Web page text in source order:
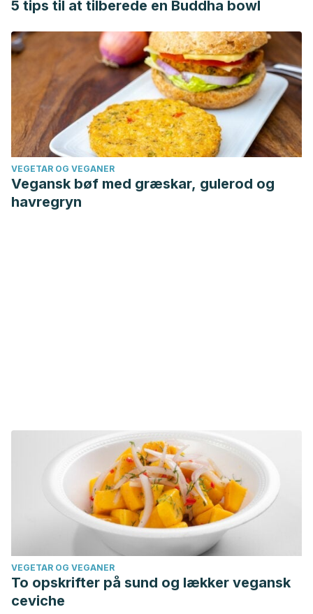
5 tips til at tilberede en Buddha bowl
VEGETAR OG VEGANER
Vegansk bøf med græskar, gulerod og
havregryn
VEGETAR OG VEGANER
To opskrifter på sund og lækker vegansk
ceviche